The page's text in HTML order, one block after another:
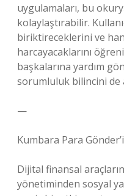
uygulamaları, bu
kolaylaştırabilir.
biriktireceklerini ve
harcayacaklarını
başkalarına yardım
sorumluluk bilincini de
—
Kumbara Para
Dijital finansal
yönetiminden sosyal